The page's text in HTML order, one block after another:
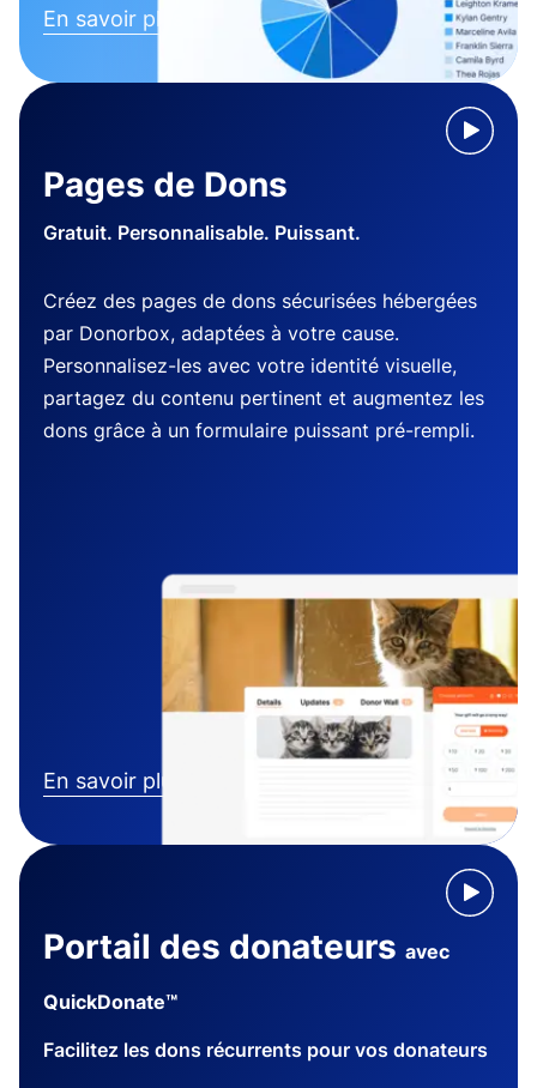
En savoir plus
Pages de Dons
Gratuit. Personnalisable. Puissant.
Créez des pages de dons sécurisées hébergées
par Donorbox, adaptées à votre cause.
Personnalisez-les avec votre identité visuelle,
partagez du contenu pertinent et augmentez les
dons grâce à un formulaire puissant pré-rempli.
En savoir plus
Portail des donateurs avec
QuickDonate™
Facilitez les dons récurrents pour vos donateurs